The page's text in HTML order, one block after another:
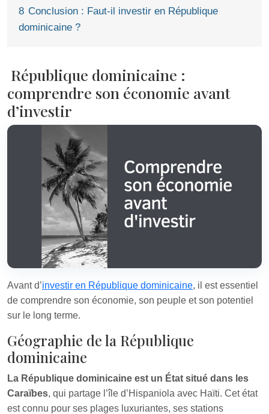
8 Conclusion : Faut-il investir en République
dominicaine ?
République dominicaine :
comprendre son économie avant
d’investir
Avant d’investir en République dominicaine, il est essentiel
de comprendre son économie, son peuple et son potentiel
sur le long terme.
Géographie de la République
dominicaine
La République dominicaine est un État situé dans les
Caraïbes, qui partage l’île d’Hispaniola avec Haïti. Cet état
est connu pour ses plages luxuriantes, ses stations